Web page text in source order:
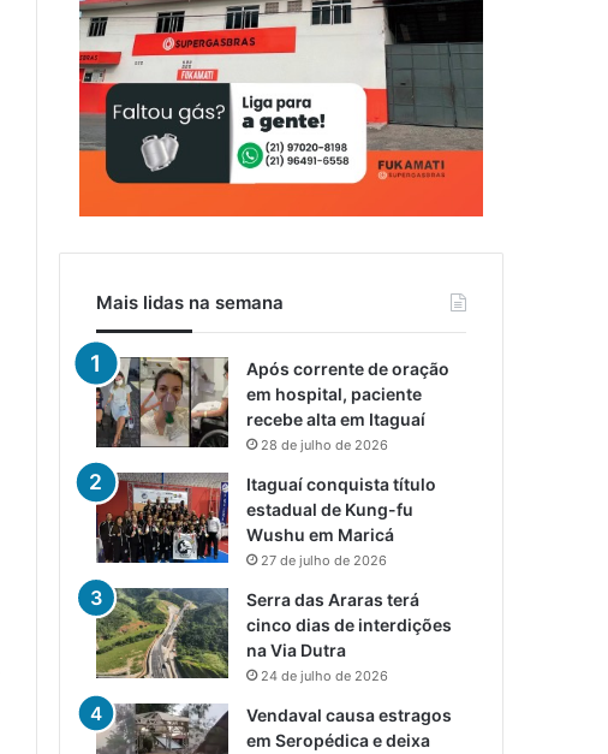
Mais lidas na semana
Após corrente de oração
em hospital, paciente
recebe alta em Itaguaí
28 de julho de 2026
Itaguaí conquista título
estadual de Kung-fu
Wushu em Maricá
27 de julho de 2026
Serra das Araras terá
cinco dias de interdições
na Via Dutra
24 de julho de 2026
Vendaval causa estragos
em Seropédica e deixa